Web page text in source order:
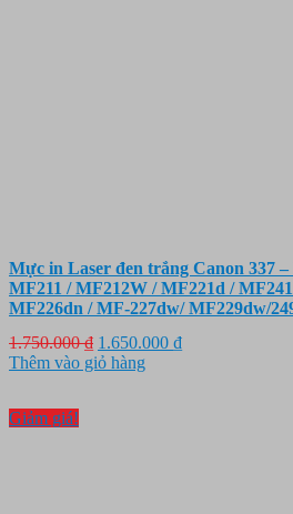
Mực in Laser đen trắng Canon 337
MF211 / MF212W / MF221d /
MF226dn / MF-227dw/ MF229dw/
1.750.000₫ Giá
gốc
1.650.000 ₫Giá
Thêm vào giỏ hàng
Giảm giá!